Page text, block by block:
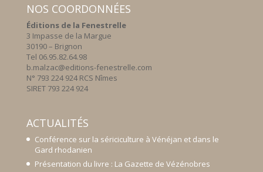
NOS COORDONNÉES
Éditions de la Fenestrelle
3 Impasse de la Margue
30190 – Brignon
Tel 06.95.82.64.98
b.malzac@editions-fenestrelle.com
N° 793 224 924 RCS Nîmes
SIRET 793 224 924
ACTUALITÉS
Conférence sur la sériciculture à Vénéjan et dans le
Gard rhodanien
Présentation du livre : La Gazette de Vézénobres